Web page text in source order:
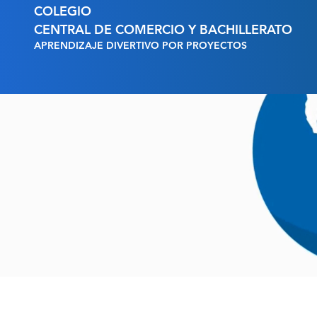
COLEGIO
CENTRAL DE COMERCIO Y BACHILLERATO
APRENDIZAJE DIVERTIVO POR PROYECTOS